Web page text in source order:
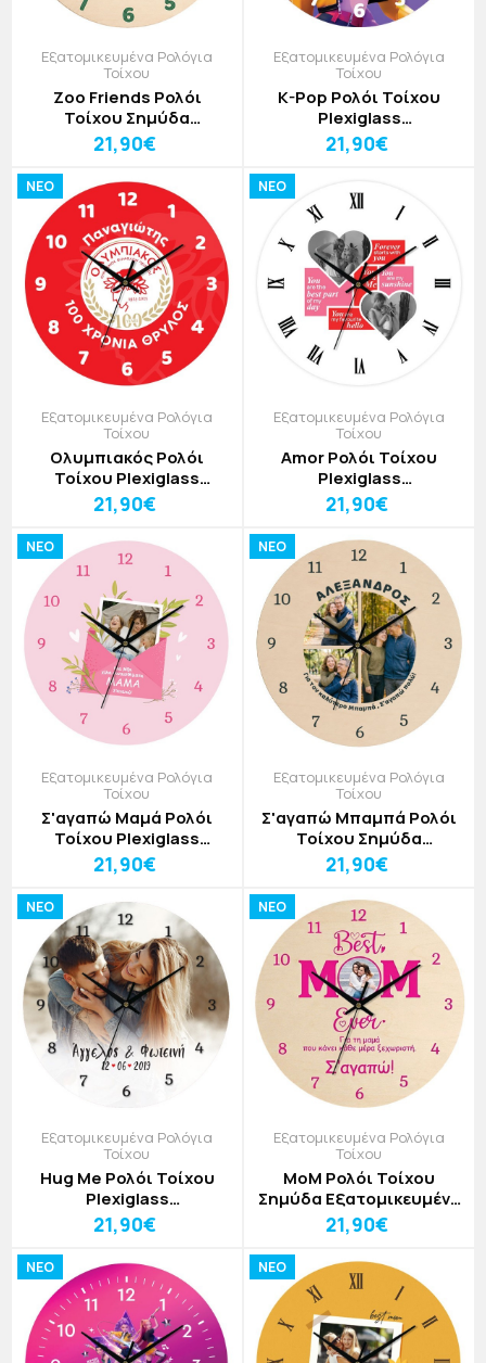
Εξατομικευμένα Ρολόγια
Τοίχου
Zoo Friends Ρολόι
Τοίχου Σημύδα
Εξατομικευμένο 30cm
21,90€
Εξατομικευμένα Ρολόγια
Τοίχου
K-Pop Ρολόι Τοίχου
Plexiglass
Εξατομικευμένο 30cm
21,90€
NEO
Εξατομικευμένα Ρολόγια
Τοίχου
Ολυμπιακός Ρολόι
Τοίχου Plexiglass
Εξατομικευμένο 30cm
21,90€
NEO
Εξατομικευμένα Ρολόγια
Τοίχου
Amor Ρολόι Τοίχου
Plexiglass
Εξατομικευμένο 30cm
21,90€
NEO
Εξατομικευμένα Ρολόγια
Τοίχου
Σ'αγαπώ Μαμά Ρολόι
Τοίχου Plexiglass
Εξατομικευμένο 30cm
21,90€
NEO
Εξατομικευμένα Ρολόγια
Τοίχου
Σ'αγαπώ Μπαμπά Ρολόι
Τοίχου Σημύδα
Εξατομικευμένο 30cm
21,90€
NEO
Εξατομικευμένα Ρολόγια
Τοίχου
Hug Me Ρολόι Τοίχου
Plexiglass
Εξατομικευμένο 30cm
21,90€
NEO
Εξατομικευμένα Ρολόγια
Τοίχου
MoM Ρολόι Τοίχου
Σημύδα Εξατομικευμένο
30cm
21,90€
NEO NEO